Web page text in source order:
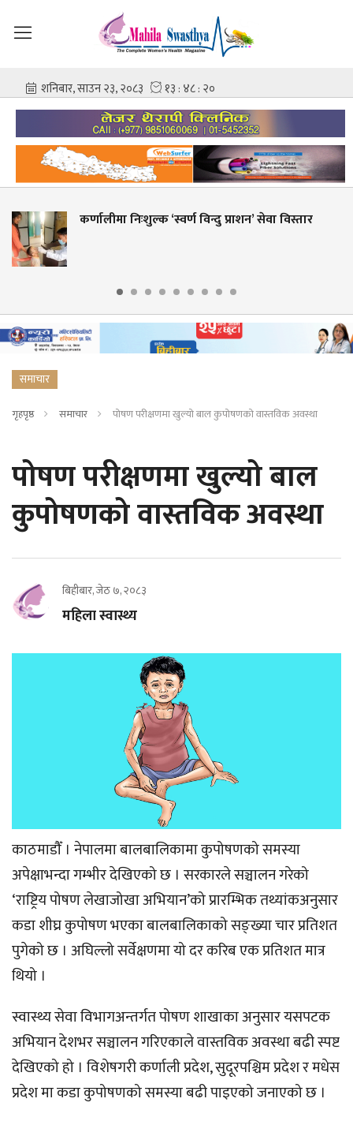
कर्णालीमा निःशुल्क ‘स्वर्ण विन्दु प्राशन’ सेवा विस्तार
समाचार
गृहपृष्ठ समाचार पोषण परीक्षणमा खुल्यो बाल कुपोषणको वास्तविक अवस्था
पोषण परीक्षणमा खुल्यो बाल
कुपोषणको वास्तविक अवस्था
बिहीबार, जेठ ७, २०८३
महिला स्वास्थ्य
काठमाडौँ । नेपालमा बालबालिकामा कुपोषणको समस्या
अपेक्षाभन्दा गम्भीर देखिएको छ । सरकारले सञ्चालन गरेको
‘राष्ट्रिय पोषण लेखाजोखा अभियान’को प्रारम्भिक तथ्यांकअनुसार
कडा शीघ्र कुपोषण भएका बालबालिकाको सङ्ख्या चार प्रतिशत
पुगेको छ । अघिल्लो सर्वेक्षणमा यो दर करिब एक प्रतिशत मात्र
थियो ।
स्वास्थ्य सेवा विभागअन्तर्गत पोषण शाखाका अनुसार यसपटक
अभियान देशभर सञ्चालन गरिएकाले वास्तविक अवस्था बढी स्पष्ट
देखिएको हो । विशेषगरी कर्णाली प्रदेश, सुदूरपश्चिम प्रदेश र मधेस
प्रदेश मा कडा कुपोषणको समस्या बढी पाइएको जनाएको छ ।